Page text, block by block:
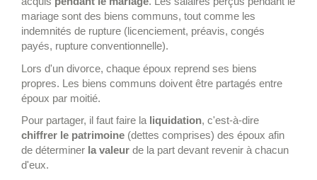
mariage sont des biens communs, tout comme les
indemnités de rupture (licenciement, préavis, congés
payés, rupture conventionnelle).
Lors d'un divorce, chaque époux reprend ses biens
propres. Les biens communs doivent être partagés entre
époux par moitié.
Pour partager, il faut faire la liquidation, c'est-à-dire
chiffrer le patrimoine (dettes comprises) des époux afin
de déterminer la valeur de la part devant revenir à chacun
d'eux.